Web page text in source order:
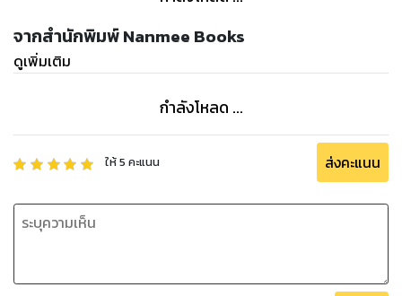
จากสำนักพิมพ์ Nanmee Books
ดูเพิ่มเติม
กำลังโหลด ...
ให้5 คะแนน ส่งคะแนน